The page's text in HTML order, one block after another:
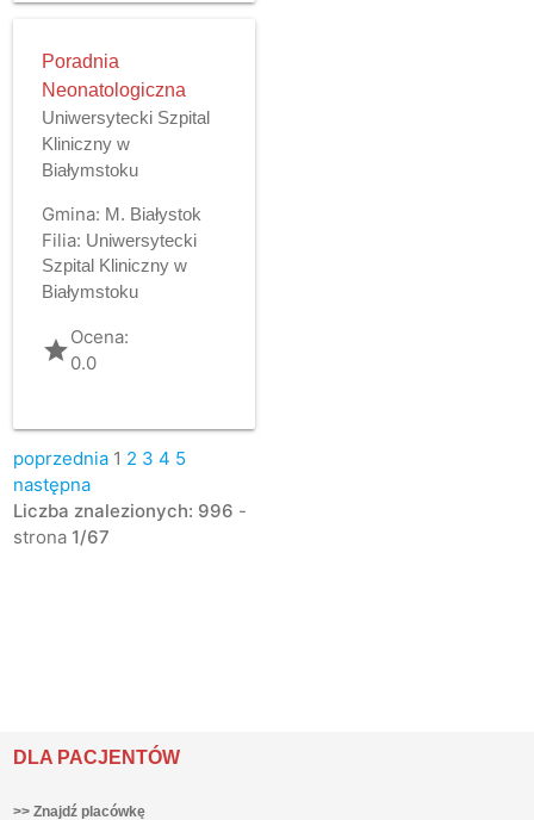
Poradnia
Neonatologiczna
Uniwersytecki Szpital
Kliniczny w
Białymstoku
Gmina: M. Białystok
Filia: Uniwersytecki
Szpital Kliniczny w
Białymstoku
gradeOcena:
0.0
poprzednia 1 2 3 4 5
następna
Liczba znalezionych: 996 -
strona 1/67
DLA PACJENTÓW
>> Znajdź placówkę